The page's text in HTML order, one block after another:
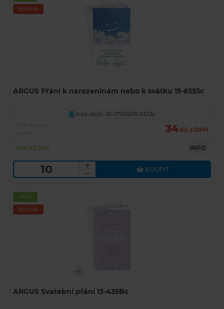
Novinka
ARGUS Přání k narozeninám nebo k svátku 15-6553c
U Kód zboží: 55-071/00/15-6553c
34 Kč s DPH
SKLADEM INFO
KOUPIT
Akční
Novinka
ARGUS Svatební přání 13-435Bc